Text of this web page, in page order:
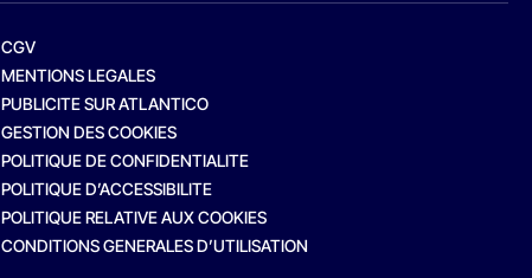
CGV
MENTIONS LEGALES
PUBLICITE SUR ATLANTICO
GESTION DES COOKIES
POLITIQUE DE CONFIDENTIALITE
POLITIQUE D’ACCESSIBILITE
POLITIQUE RELATIVE AUX COOKIES
CONDITIONS GENERALES D’UTILISATION